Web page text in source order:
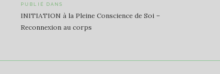
Navigation
de
PUBLIÉ DANS
INITIATION à la Pleine Conscience de Soi –
Reconnexion au corps